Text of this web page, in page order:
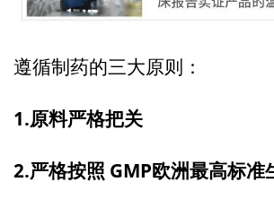
遵循制药的三大原则：
1.原料严格把关
2.严格按照 GMP欧洲最高标准